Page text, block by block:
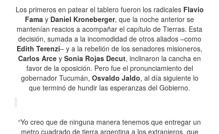
Los primeros en patear el tablero fueron los radicales Flavio
Fama y Daniel Kroneberger, que la noche anterior se
mantenían reacios a acompañar el capítulo de Tierras. Esta
decisión, sumada a la incomodidad de otros aliados –como
Edith Terenzi– y a la rebelión de los senadores misioneros,
Carlos Arce y Sonia Rojas Decut, inclinaron la cancha en
favor de la oposición. Pero fue el pronunciamiento del
gobernador Tucumán, Osvaldo Jaldo, al día siguiente lo
que terminó de hundir las esperanzas del Gobierno.
“Yo creo que de ninguna manera tenemos que entregar un
metro cuadrado de tierra argentina a los extranjeros, que